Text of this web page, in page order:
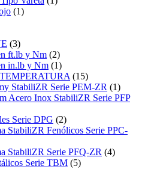
(1)
(3)
ft.lb y Nm (2)
in.lb y Nm (1)
(15)
StabiliZR Serie PEM-ZR (1)
Acero Inox StabiliZR Serie PFP
Serie DPG (2)
StabiliZR Fenólicos Serie PPC-
StabiliZR Serie PFQ-ZR (4)
Serie TBM (5)